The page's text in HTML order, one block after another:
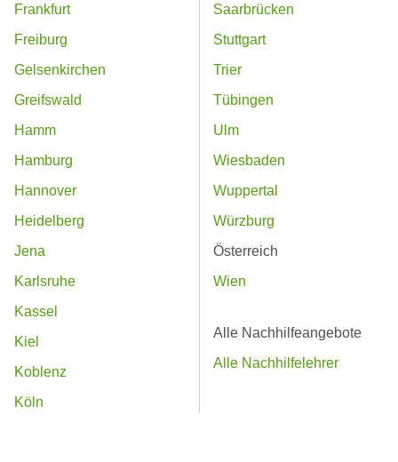
Frankfurt
Freiburg
Gelsenkirchen
Greifswald
Hamm
Hamburg
Hannover
Heidelberg
Jena
Karlsruhe
Kassel
Kiel
Koblenz
Köln
Saarbrücken
Stuttgart
Trier
Tübingen
Ulm
Wiesbaden
Wuppertal
Würzburg
Österreich
Wien
Alle Nachhilfeangebote
Alle Nachhilfelehrer